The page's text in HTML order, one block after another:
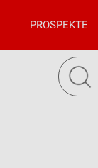
PROSPEKTE